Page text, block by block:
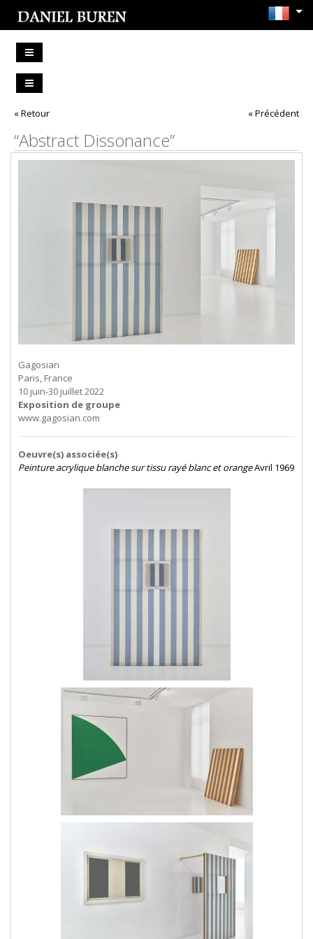
« Retour « Précédent
“Abstract Dissonance”
Gagosian
Paris, France
10 juin-30 juillet 2022
Exposition de groupe
www.gagosian.com
Oeuvre(s) associée(s)
Peinture acrylique blanche sur tissu rayé blanc et orangeAvril 1969